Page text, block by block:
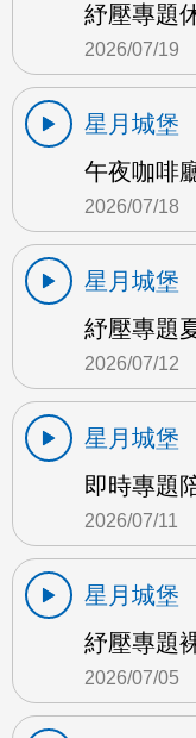
紓壓專題
2026/07/19
星月城堡
午夜咖啡
2026/07/18
星月城堡
紓壓專題
2026/07/12
星月城堡
即時專題
2026/07/11
星月城堡
紓壓專題
2026/07/05